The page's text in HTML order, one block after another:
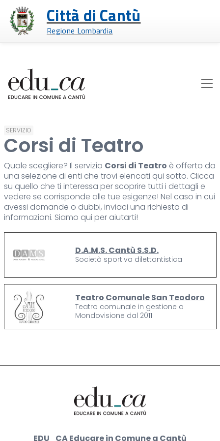
Città di Cantù
Regione Lombardia
SERVIZIO
Corsi di Teatro
Quale scegliere? Il servizio Corsi di Teatro è offerto da
una selezione di enti che trovi elencati qui sotto. Clicca
su quello che ti interessa per scoprire tutti i dettagli e
vedere se corrisponde alle tue esigenze! Nel caso in cui
avessi domande o dubbi, inviaci una richiesta di
informazioni. Siamo qui per aiutarti!
D.A.M.S. Cantù S.S.D.
Società sportiva dilettantistica
Teatro Comunale San Teodoro
Teatro comunale in gestione a
Mondovisione dal 2011
EDU_CA Educare in Comune a Cantù